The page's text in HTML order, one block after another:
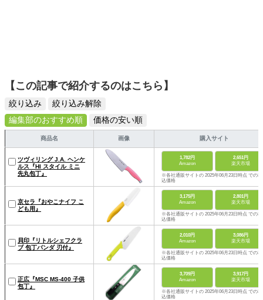
【この記事で紹介するのはこちら】
絞り込み
絞り込み解除
編集部のおすすめ順
価格の安い順
商品名 画像 購入サイト
ツヴィリング J.A. ヘンケ
ルス『HI スタイル ミニ
先丸包丁』
1,782円
Amazon
2,651円
楽天市場
※各社通販サイトの 2025年06月23日時点 での税
込価格
京セラ『おやこナイフ こ
ども用』
3,175円
Amazon
2,801円
楽天市場
※各社通販サイトの 2025年06月23日時点 での税
込価格
貝印『リトルシェフクラ
ブ 包丁パンダ 刃付』
2,010円
Amazon
3,086円
楽天市場
※各社通販サイトの 2025年06月23日時点 での税
込価格
正広『MSC MS-400 子供
包丁』
3,709円
Amazon
3,917円
楽天市場
※各社通販サイトの 2025年06月23日時点 での税
込価格